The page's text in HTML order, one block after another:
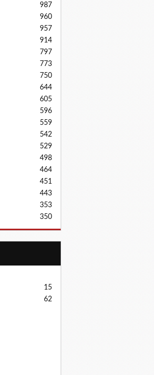
987
960
957
914
797
773
750
644
605
596
559
542
529
498
464
451
443
353
350
15
62